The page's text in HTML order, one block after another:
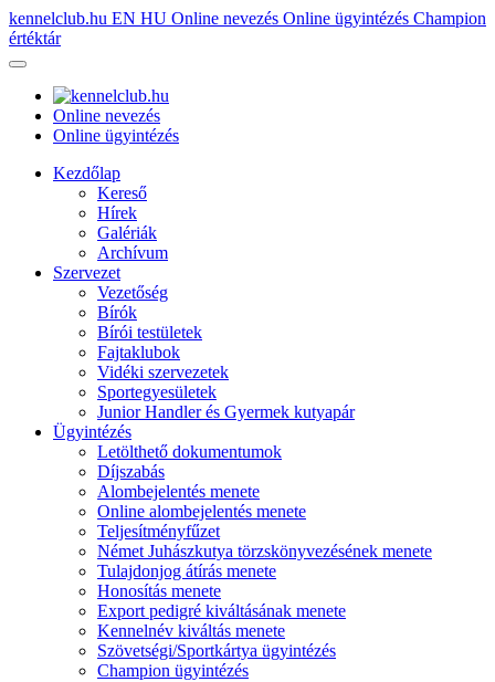
kennelclub.hu EN HU Online nevezés Online ügyintézés Champion
értéktár
Online nevezés
Online ügyintézés
Kezdőlap
Kereső
Hírek
Galériák
Archívum
Szervezet
Vezetőség
Bírók
Bírói testületek
Fajtaklubok
Vidéki szervezetek
Sportegyesületek
Junior Handler és Gyermek kutyapár
Ügyintézés
Letölthető dokumentumok
Díjszabás
Alombejelentés menete
Online alombejelentés menete
Teljesítményfűzet
Német Juhászkutya törzskönyvezésének menete
Tulajdonjog átírás menete
Honosítás menete
Export pedigré kiváltásának menete
Kennelnév kiváltás menete
Szövetségi/Sportkártya ügyintézés
Champion ügyintézés